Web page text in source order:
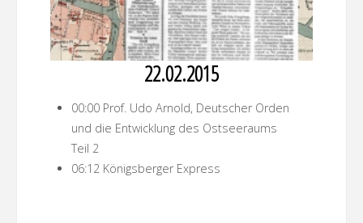
22.02.2015
00:00 Prof. Udo Arnold, Deutscher Orden
und die Entwicklung des Ostseeraums
Teil 2
06:12 Königsberger Express